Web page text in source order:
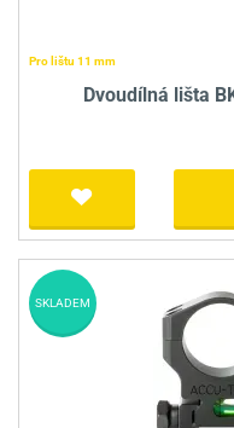
Pro lištu 11 mm
Dvoudílná lišta
SKLADEM